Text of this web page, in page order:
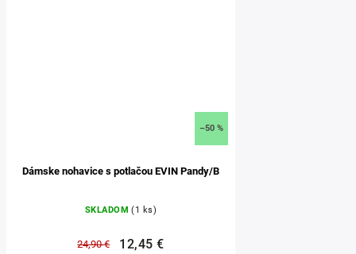
–50 %
Dámske nohavice s potlačou EVIN Pandy/B
SKLADOM (1 ks)
24,90 € 12,45 €